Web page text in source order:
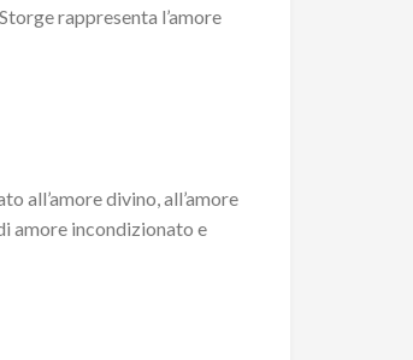
rappresenta l’amore
all’amore divino, all’amore
amore incondizionato e